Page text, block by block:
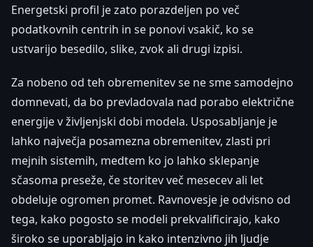
Energetski profil je zato porazdeljen po več
podatkovnih centrih in se ponovi vsakič, ko se
ustvarijo besedilo, slike, zvok ali drugi izpisi.
Za nobeno od teh obremenitev se ne sme samodejno
domnevati, da bo prevladovala nad porabo električne
energije v življenjski dobi modela. Usposabljanje je
lahko največja posamezna obremenitev, zlasti pri
mejnih sistemih, medtem ko jo lahko sklepanje
sčasoma preseže, če storitev več mesecev ali let
obdeluje ogromen promet. Ravnovesje je odvisno od
tega, kako pogosto se modeli prekvalificirajo, kako
široko se uporabljajo in kako intenzivno jih ljudje